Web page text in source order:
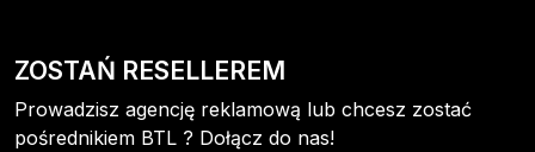
ZOSTAŃ RESELLEREM
Prowadzisz agencję reklamową lub chcesz zostać
pośrednikiem BTL ? Dołącz do nas!